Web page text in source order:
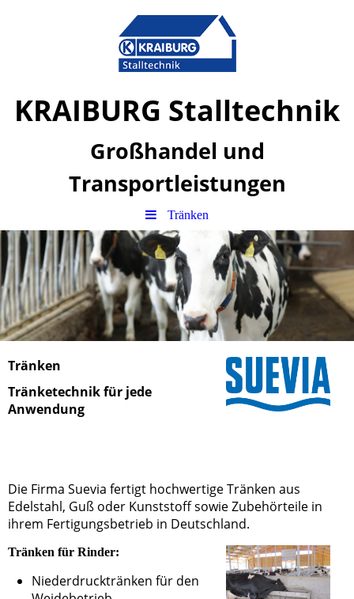
KRAIBURG Stalltechnik
Großhandel und
Transportleistungen
Tränken
Tränken
Tränketechnik für jede
Anwendung
Die Firma Suevia fertigt hochwertige Tränken aus
Edelstahl, Guß oder Kunststoff sowie Zubehörteile in
ihrem Fertigungsbetrieb in Deutschland.
Tränken für Rinder:
Niederdrucktränken für den